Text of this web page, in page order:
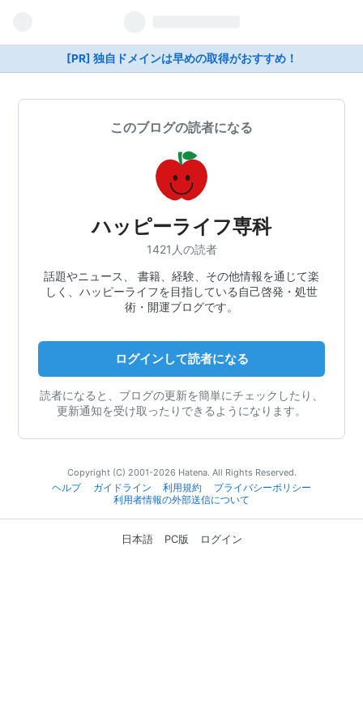
[PR] 独自ドメインは早めの取得がおすすめ！
このブログの読者になる
ハッピーライフ専科
1421人の読者
話題やニュース、 書籍、経験、その他情報を通じて楽
しく、ハッピーライフを目指している自己啓発・処世
術・開運ブログです。
ログインして読者になる
読者になると、ブログの更新を簡単にチェックしたり、
更新通知を受け取ったりできるようになります。
Copyright (C) 2001-2026 Hatena. All Rights Reserved.
ヘルプ
ガイドライン 利用規約
プライバシーポリシー
利用者情報の外部送信について
日本語 PC版 ログイン